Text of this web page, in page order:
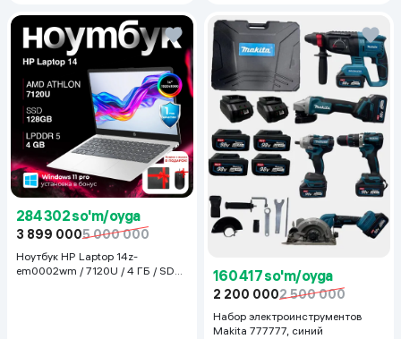
284 302 so'm/oyga
3 899 0005 000 000
Ноутбук HP Laptop 14z-
em0002wm / 7120U / 4 ГБ / SDD
160 417 so'm/oyga
2 200 0002 500 000
Набор электроинструментов
Makita 777777, синий